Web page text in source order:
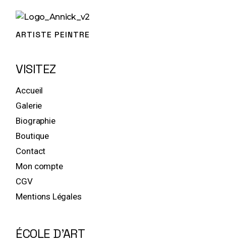
ARTISTE PEINTRE
VISITEZ
Accueil
Galerie
Biographie
Boutique
Contact
Mon compte
CGV
Mentions Légales
ÉCOLE D'ART